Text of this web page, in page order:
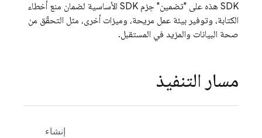
SDK هذه على "تضمين" حِزم SDK الأساسية لضمان منع أخطاء
الكتابة، وتوفير بيئة عمل مريحة، وميزات أخرى، مثل التحقّق من
صحة البيانات والمزيد في المستقبل.
مسار التنفيذ
إنشاء